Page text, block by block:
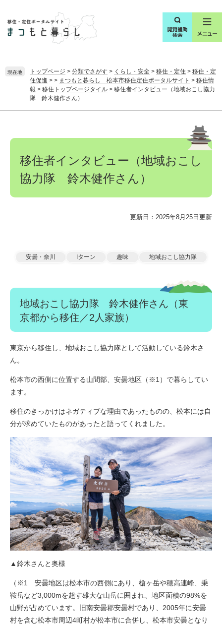
文
現在地 トップページ > 分類でさがす > くらし・安全 > 移住・定住 > 移住・定
住促進 > > まつもと暮らし 松本市移住定住ポータルサイト > 移住情
報 > 移住トップページタイル > 移住者インタビュー（地域おこし協力
隊 鈴木健作さん）
移住者インタビュー（地域おこし
協力隊 鈴木健作さん）
更新日：2025年8月25日更新
安曇・奈川 Iターン 趣味 地域おこし協力隊
地域おこし協力隊 鈴木健作さん（東
京都から移住／2人家族）​
東京から移住し、地域おこし協力隊として活動している鈴木さ
ん。
松本市の西側に位置する山間部、安曇地区（※1）で暮らしてい
ます。
移住のきっかけはネガティブな理由であったものの、松本には自
分が求めていたものがあったと語ってくれました。
▲鈴木さんと奥様
（※1 安曇地区は松本市の西側にあり、槍ヶ岳や穂高連峰、乗
鞍岳など3,000mを超す雄大な山岳に囲まれ、地区面積の98%を
山野が占めています。旧南安曇郡安曇村であり、2005年に安曇
村を含む松本市周辺4町村が松本市に合併し、松本市安曇となり